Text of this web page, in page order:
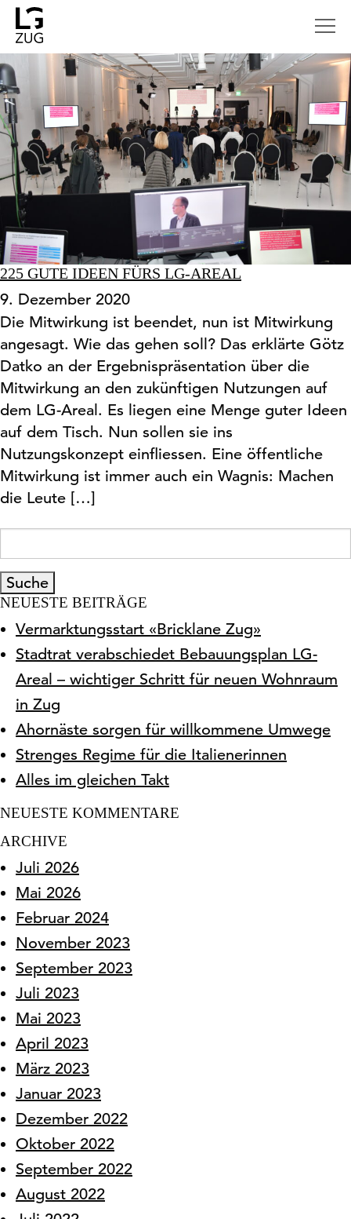
LG ZUG
225 GUTE IDEEN FÜRS LG-AREAL
9. Dezember 2020
Die Mitwirkung ist beendet, nun ist Mitwirkung
angesagt. Wie das gehen soll? Das erklärte Götz
Datko an der Ergebnispräsentation über die
Mitwirkung an den zukünftigen Nutzungen auf
dem LG-Areal. Es liegen eine Menge guter Ideen
auf dem Tisch. Nun sollen sie ins
Nutzungskonzept einfliessen. Eine öffentliche
Mitwirkung ist immer auch ein Wagnis: Machen
die Leute […]
nach:
NEUESTE BEITRÄGE
Vermarktungsstart «Bricklane Zug»
Stadtrat verabschiedet Bebauungsplan LG-
Areal – wichtiger Schritt für neuen Wohnraum
in Zug
Ahornäste sorgen für willkommene Umwege
Strenges Regime für die Italienerinnen
Alles im gleichen Takt
NEUESTE KOMMENTARE
ARCHIVE
Juli 2026
Mai 2026
Februar 2024
November 2023
September 2023
Juli 2023
Mai 2023
April 2023
März 2023
Januar 2023
Dezember 2022
Oktober 2022
September 2022
August 2022